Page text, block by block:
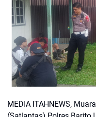
MEDIA ITAHNEWS,